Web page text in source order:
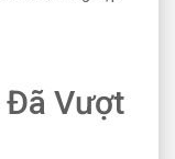
Đã Vượt